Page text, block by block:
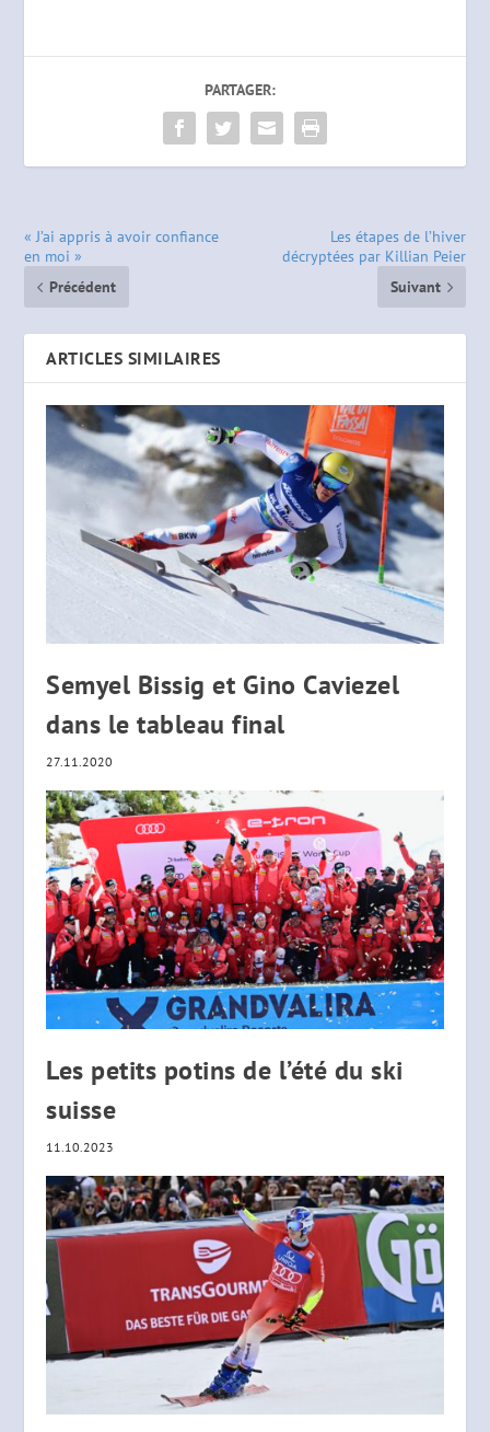
PARTAGER:
« J’ai appris à avoir confiance
en moi »
Précédent
Les étapes de l’hiver
décryptées par Killian Peier
Suivant
ARTICLES SIMILAIRES
Semyel Bissig et Gino Caviezel
dans le tableau final
27.11.2020
Les petits potins de l’été du ski
suisse
11.10.2023